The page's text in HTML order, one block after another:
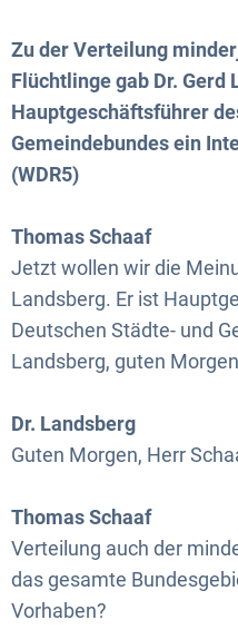
Zu der Verteilung
Flüchtlinge gab Dr. Gerd
Hauptgeschäftsführer
Gemeindebundes ein
(WDR5)
Thomas Schaaf
Jetzt wollen wir die
Landsberg. Er ist
Deutschen Städte- und
Landsberg, guten
Dr. Landsberg
Guten Morgen, Herr
Thomas Schaaf
Verteilung auch der
das gesamte
Vorhaben?